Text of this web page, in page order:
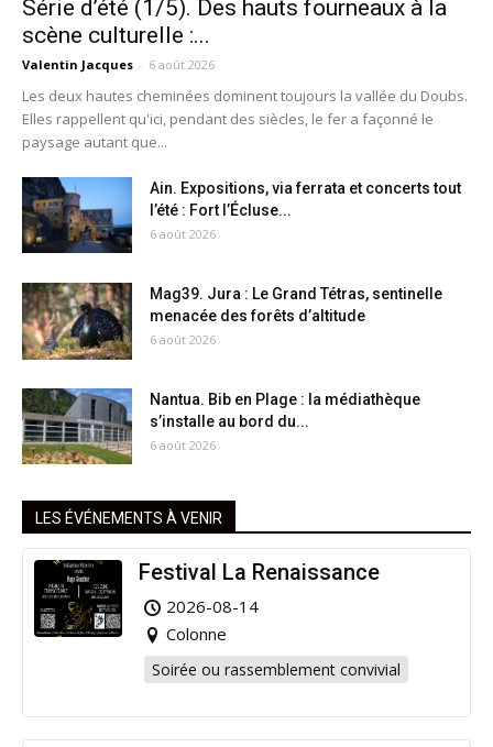
Série d’été (1/5). Des hauts fourneaux à la
scène culturelle :...
Valentin Jacques - 6 août 2026
Les deux hautes cheminées dominent toujours la vallée du Doubs.
Elles rappellent qu'ici, pendant des siècles, le fer a façonné le
paysage autant que...
Ain. Expositions, via ferrata et concerts tout
l’été : Fort l’Écluse...
6 août 2026
Mag39. Jura : Le Grand Tétras, sentinelle
menacée des forêts d’altitude
6 août 2026
Nantua. Bib en Plage : la médiathèque
s’installe au bord du...
6 août 2026
LES ÉVÉNEMENTS À VENIR
Festival La Renaissance
2026-08-14
Colonne
Soirée ou rassemblement convivial